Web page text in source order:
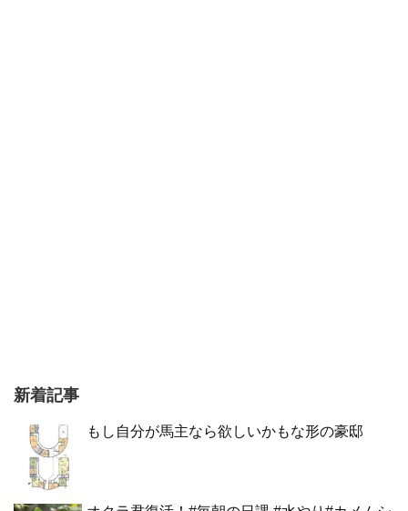
新着記事
もし自分が馬主なら欲しいかもな形の豪邸